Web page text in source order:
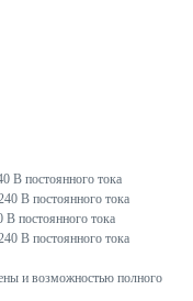
В постоянного тока
В постоянного тока
В постоянного тока
В постоянного тока
и возможностью полного